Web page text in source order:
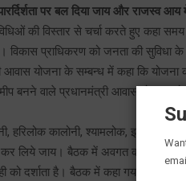
पर बल दिया जाय और राजस्व आय
की विस्तार से चर्चा करते हुए कहा
विकास प्राधिकरण को जनता की सुविधा
योजना के सम्बन्ध में कहा कि योजना
बनने वाले प्रधानमंत्री आवास योजना
हरिलोक कालोनी, श्यामलोक, इन्द्रलोक
कर लिये जाय। बैठक में अवगत कराया
को दर्शाता है। बैठक में कहा गया कि